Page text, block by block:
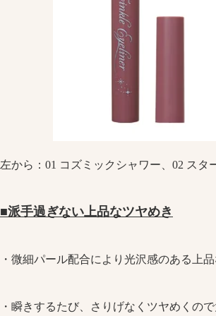
左から：01 コズミックシャワー、02 ス
■派手過ぎない上品なツヤめき
・微細パール配合により光沢感のある上
・瞬きするたび、さりげなくツヤめくの